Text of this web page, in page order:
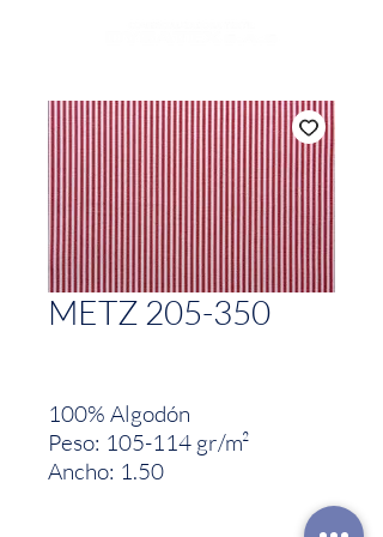
METZ 205-350
100% Algodón
Peso: 105-114 gr/m²
Ancho: 1.50